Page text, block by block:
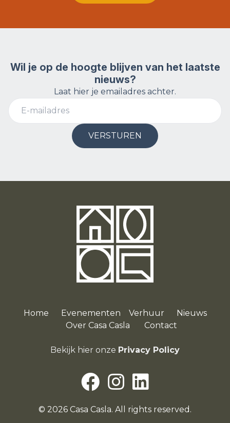
Wil je op de hoogte blijven van het laatste
nieuws?
Laat hier je emailadres achter.
VERSTUREN
Home Evenementen Verhuur
Nieuws
Over Casa Casla Contact
Bekijk hier onze Privacy Policy
© 2026 Casa Casla. All rights reserved.